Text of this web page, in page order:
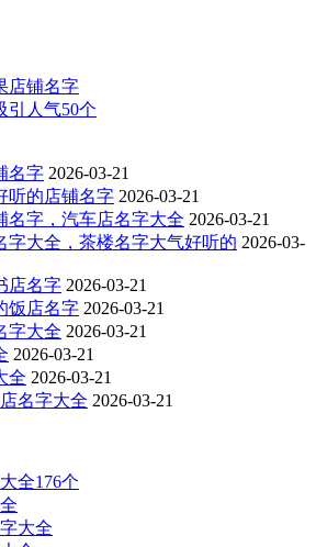
店铺名字
引人气50个
名字 2026-03-21
听的店铺名字 2026-03-21
名字，汽车店名字大全 2026-03-21
字大全，茶楼名字大气好听的 2026-03-
店名字 2026-03-21
饭店名字 2026-03-21
字大全 2026-03-21
2026-03-21
全 2026-03-21
名字大全 2026-03-21
全176个
大全